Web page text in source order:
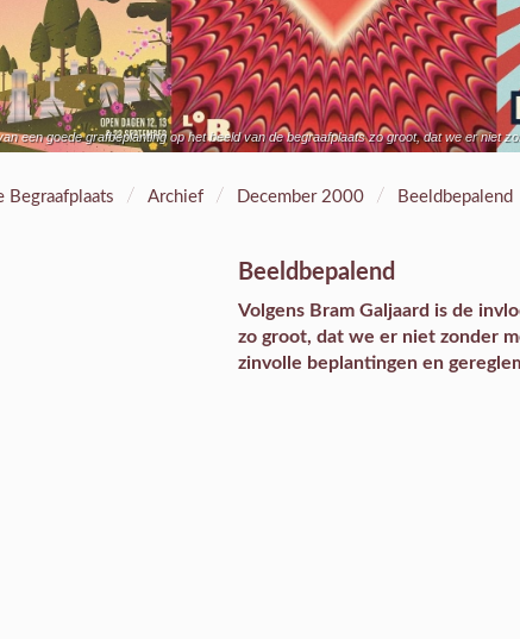
een goede grafbeplanting op het beeld van de begraafplaats zo groot, dat we er
Begraafplaats / Archief / December 2000 / Beeldbepalend
Beeldbepalend
Volgens Bram Galjaard is de
zo groot, dat we er niet zonder
zinvolle beplantingen en